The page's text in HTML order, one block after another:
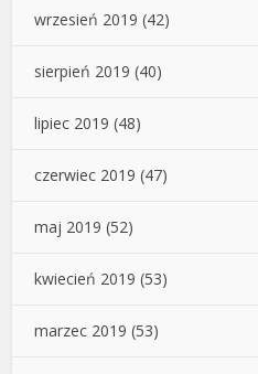
wrzesień 2019 (42)
sierpień 2019 (40)
lipiec 2019 (48)
czerwiec 2019 (47)
maj 2019 (52)
kwiecień 2019 (53)
marzec 2019 (53)